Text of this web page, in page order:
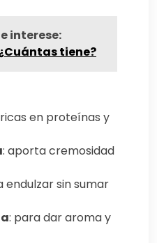
interese:
tiene?
en proteínas y
: aporta cremosidad
endulzar sin sumar
: para dar aroma y